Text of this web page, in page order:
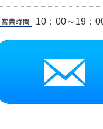
10：00～19：